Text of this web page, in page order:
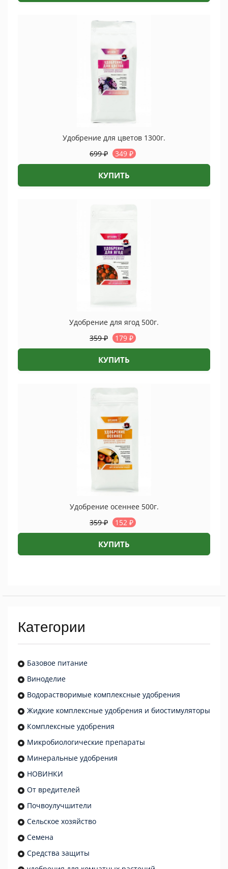
Удобрение для цветов 1300г.
699₽ 349 ₽
КУПИТЬ
Удобрение для ягод 500г.
359₽ 179 ₽
КУПИТЬ
Удобрение осеннее 500г.
359₽ 152 ₽
КУПИТЬ
Категории
Базовое питание
Виноделие
Водорастворимые комплексные удобрения
Жидкие комплексные удобрения и биостимуляторы
Комплексные удобрения
Микробиологические препараты
Минеральные удобрения
НОВИНКИ
От вредителей
Почвоулучшители
Сельское хозяйство
Семена
Средства защиты